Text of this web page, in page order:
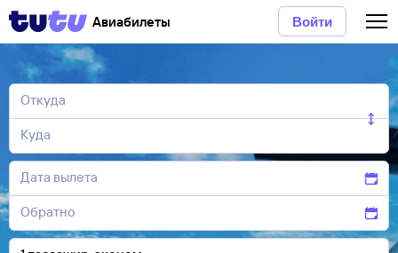
Авиабилеты Войти